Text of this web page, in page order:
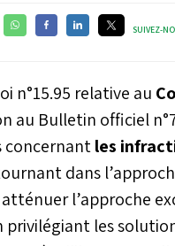
SUIVEZ-
n°15.95 relative au
Bulletin officiel
concernantles
dans
l’approche
les